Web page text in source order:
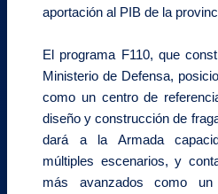
aportación al PIB de la
El programa F110, que
Ministerio de Defensa,
como un centro de
diseño y construcción de
dará a la Armada
múltiples escenarios, y
más avanzados como